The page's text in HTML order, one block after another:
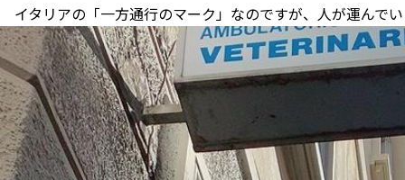
イタリアの「一方通行のマーク」なのですが、人が運んで